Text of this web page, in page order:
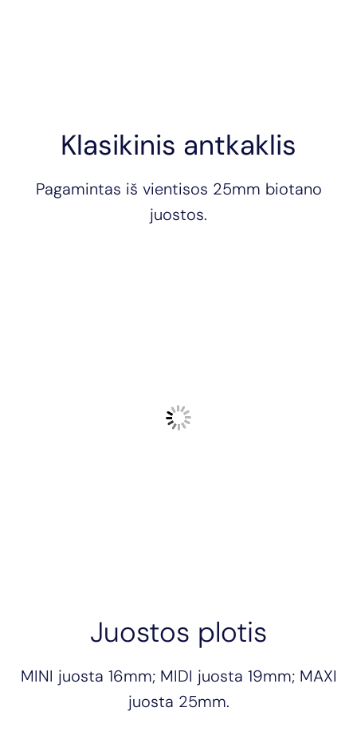
Klasikinis antkaklis
Pagamintas iš vientisos 25mm biotano
juostos.
Juostos plotis
MINI juosta 16mm; MIDI juosta 19mm; MAXI
juosta 25mm.